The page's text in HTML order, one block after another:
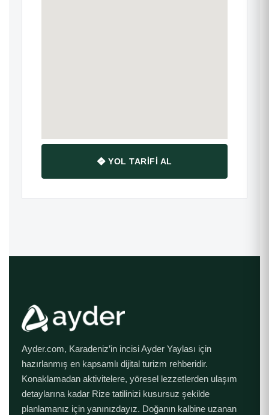
YOL TARIFI AL
Ayder.com, Karadeniz’in incisi Ayder Yaylası için
hazırlanmış en kapsamlı dijital turizm rehberidir.
Konaklamadan aktivitelere, yöresel lezzetlerden ulaşım
detaylarına kadar Rize tatilinizi kusursuz şekilde
planlamanız için yanınızdayız. Doğanın kalbine uzanan